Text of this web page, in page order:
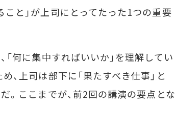
と」が上司にとってたった1つの重要
何に集中すればいいか」を理解してい
、上司は部下に「果たすべき仕事」と
。ここまでが、前2回の講演の要点とな